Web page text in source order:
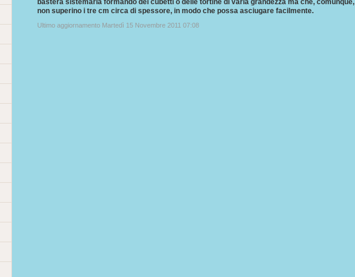
basterà sistemarla formando dei cubetti o delle tortine di varia grandezza ma che, comunque,
non superino i tre cm circa di spessore, in modo che possa asciugare facilmente.
Ultimo aggiornamento Martedì 15 Novembre 2011 07:08